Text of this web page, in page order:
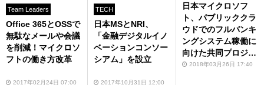
Team Leaders
Office 365とOSSで
無駄なメールや会議
を削減！マイクロソ
フトの働き方改革
2017年02月24日 07:00
TECH
日本MSとNRI、
「金融デジタルイノ
ベーションコンソー
シアム」を設立
2017年10月31日 12:00
日本マイクロソフ
ト、パブリッククラ
ウドでのフルバンキ
ングシステム稼働に
向けた共同プロジェ
クト2018年03月26日 17:40